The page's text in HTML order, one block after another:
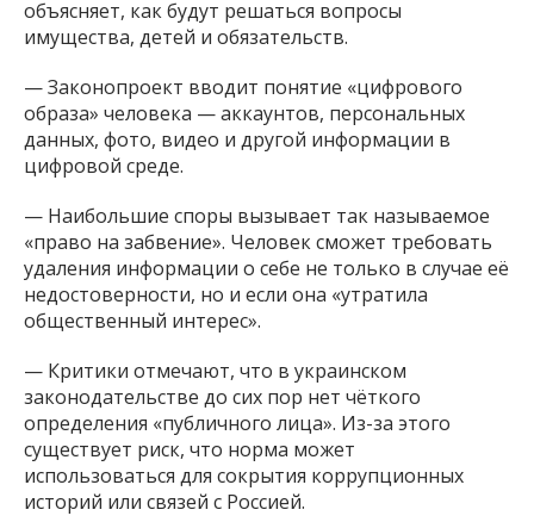
объясняет, как будут решаться вопросы
имущества, детей и обязательств.
— Законопроект вводит понятие «цифрового
образа» человека — аккаунтов, персональных
данных, фото, видео и другой информации в
цифровой среде.
— Наибольшие споры вызывает так называемое
«право на забвение». Человек сможет требовать
удаления информации о себе не только в случае её
недостоверности, но и если она «утратила
общественный интерес».
— Критики отмечают, что в украинском
законодательстве до сих пор нет чёткого
определения «публичного лица». Из-за этого
существует риск, что норма может
использоваться для сокрытия коррупционных
историй или связей с Россией.